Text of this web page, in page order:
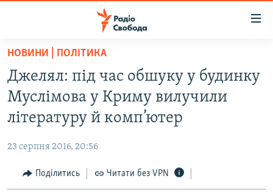
Перейти
основного
матеріалу
Перейти
до
основної
навігації
Перейти
до
ВСЕ ЗА ДОБУ
СТАТТІ
ЕКОНОМІКА
СУСПІЛЬСТВО
РОСІЙСЬКА «ФІЛЬТРАЦІЯ»
ДОНБАС.РЕАЛІЇ
НОВИНИ | ПОЛІТИКА
Джелял: під час обшуку у будинку
Муслімова у Криму вилучили
літературу й комп’ютер
23 серпня 2016, 20:56
Поділитись Читати без VPN